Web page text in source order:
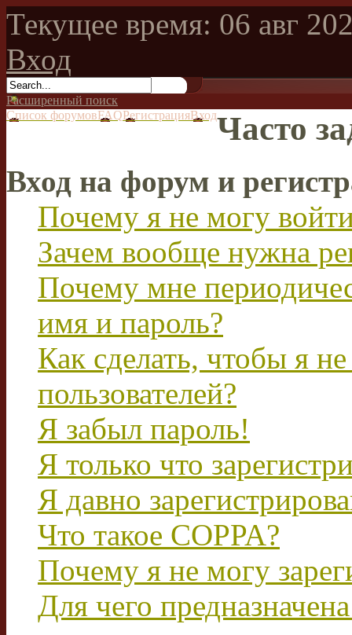
Текущее время: 06 авг
Вход
Расширенный поиск
Список форумовFAQРегистрацияВходЧасто
Вход на форум и
Почему я не могу
Зачем вообще нужна
Почему мне
имя и пароль?
Как сделать, чтобы я
пользователей?
Я забыл пароль!
Я только что
Я давно
Что такое COPPA?
Почему я не могу
Для чего